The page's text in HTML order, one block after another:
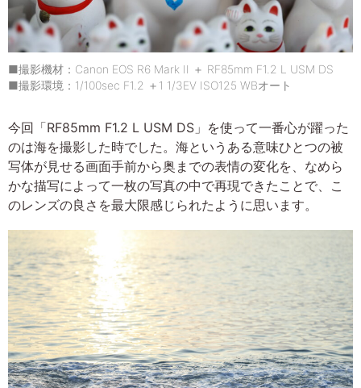
■撮影機材：Canon EOS R6 Mark II ＋ RF85mm F1.2 L USM DS
■撮影環境：1/100sec F1.2 ＋1 1/3EV ISO125 WBオート
今回「RF85mm F1.2 L USM DS」を使って一番心が躍った
のは海を撮影した時でした。海というある意味ひとつの被
写体が見せる画面手前から奥までの表情の変化を、なめら
かな描写によって一枚の写真の中で再現できたことで、こ
のレンズの良さを最大限感じられたように思います。